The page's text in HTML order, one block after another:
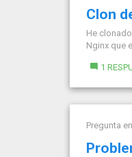
Clon
He
Nginx que
1
Pregunta en